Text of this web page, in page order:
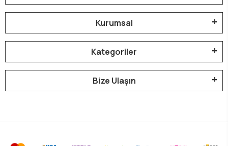
Kurumsal
Kategoriler
Bize Ulaşın